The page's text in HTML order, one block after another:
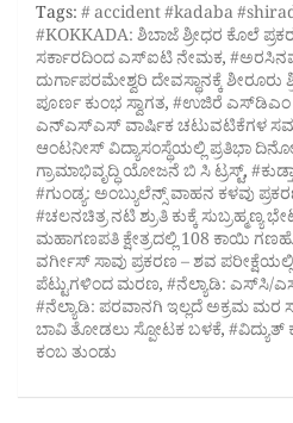
Tags:# accident #kadaba
#KOKKADA: ಶಿಬಾಜೆ ಶ್ರೀಧರ ಕೊಲೆ
ಸರ್ಕಾರದಿಂದ ಎಸ್‌ಐಟಿ ನೇಮಕ,
ದುರ್ಗಾಪರಮೇಶ್ವರಿ ದೇವಸ್ಥಾನಕ್ಕೆ
ಪೂರ್ಣ ಕುಂಭ ಸ್ವಾಗತ,#ಉಜಿರೆ ಎಸ್‌ಡಿಎಂ
ಎನ್‌ಎಸ್‌ಎಸ್ ವಾರ್ಷಿಕ ಚಟುವಟಿಕೆಗಳ
ಆಂಟನೀಸ್‌ ವಿದ್ಯಾಸಂಸ್ಥೆಯಲ್ಲಿ ಪ್ರತಿಭಾ
ಗ್ರಾಮಾಭಿವೃದ್ಧಿ ಯೋಜನೆ ಬಿ ಸಿ ಟ್ರಸ್ಟ್‌,
#ಗುಂಡ್ಯ: ಅಂಬ್ಯುಲೆನ್ಸ್ ವಾಹನ ಕಳವು
#ಚಲನಚಿತ್ರ ನಟಿ ಶ್ರುತಿ ಕುಕ್ಕೆ ಸುಬ್ರಹ್ಮಣ್ಯ
ಮಹಾಗಣಪತಿ ಕ್ಷೇತ್ರದಲ್ಲಿ 108 ಕಾಯಿ
ವರ್ಗೀಸ್ ಸಾವು ಪ್ರಕರಣ – ಶವ
ಪೆಟ್ಟುಗಳಿಂದ ಮರಣ,#ನೆಲ್ಯಾಡಿ: ಎಸ್‌ಸಿ/
#ನೆಲ್ಯಾಡಿ: ಪರವಾನಗಿ ಇಲ್ಲದೆ ಅಕ್ರಮ ಮರ
ಬಾವಿ ತೋಡಲು ಸ್ಪೋಟಕ ಬಳಕೆ,#ವಿದ್ಯುತ್
ಕಂಬ ತುಂಡು